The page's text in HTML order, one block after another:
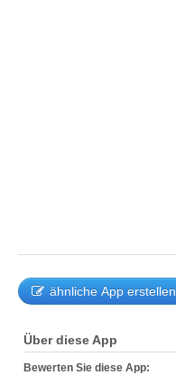
ähnliche App erstellen
Über diese App
Bewerten Sie diese App: